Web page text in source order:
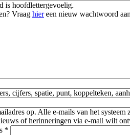
is hoofdlettergevoelig.
Vraag hiereen nieuw wachtwoord
cijfers, spatie, punt, koppelteken,
op. Alle e-mails van het
of herinneringen via e-mail wilt
*